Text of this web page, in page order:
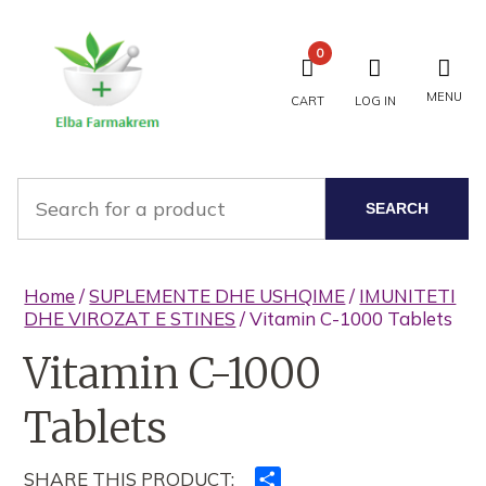
CART
0
LOG IN MENU
SEARCH
Home /SUPLEMENTE DHE USHQIME/ IMUNITETI
DHE VIROZAT E STINES / Vitamin C-1000 Tablets
Vitamin C-1000
Tablets
SHARE THIS PRODUCT: